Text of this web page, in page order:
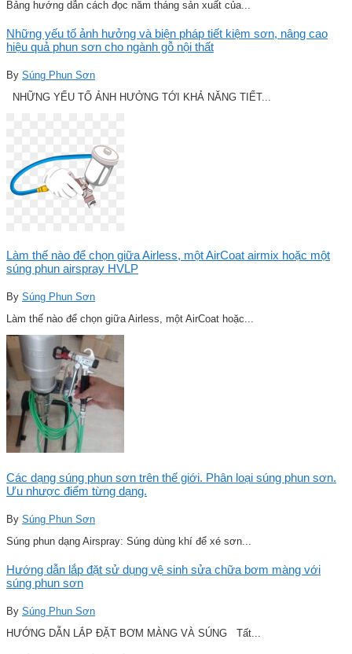
Bảng hướng dẫn cách đọc năm tháng sản xuất của...
Những yếu tố ảnh hưởng và biện pháp tiết kiệm sơn, nâng cao
hiệu quả phun sơn cho ngành gỗ nội thất
By Súng Phun Sơn
NHỮNG YẾU TỐ ẢNH HƯỞNG TỚI KHẢ NĂNG TIẾT...
Làm thế nào để chọn giữa Airless, một AirCoat airmix hoặc một
súng phun airspray HVLP
By Súng Phun Sơn
Làm thế nào để chọn giữa Airless, một AirCoat hoặc...
Các dạng súng phun sơn trên thế giới. Phân loại súng phun sơn.
Ưu nhược điểm từng dạng.
By Súng Phun Sơn
Súng phun dạng Airspray: Súng dùng khí để xé sơn...
Hướng dẫn lắp đặt sử dụng vệ sinh sửa chữa bơm màng với
súng phun sơn
By Súng Phun Sơn
HƯỚNG DẪN LẮP ĐẶT BƠM MÀNG VÀ SÚNG Tất...